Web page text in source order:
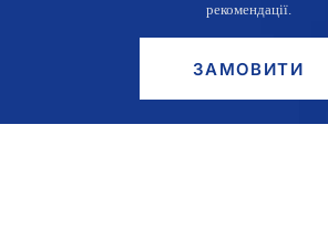
рекомендації.
ЗАМОВИТИ